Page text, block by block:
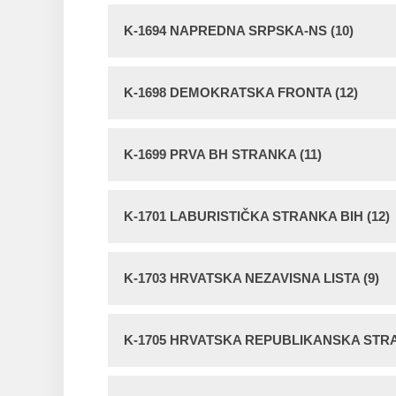
K-1694 NAPREDNA SRPSKA-NS (10)
K-1698 DEMOKRATSKA FRONTA (12)
K-1699 PRVA BH STRANKA (11)
K-1701 LABURISTIČKA STRANKA BIH (12)
K-1703 HRVATSKA NEZAVISNA LISTA (9)
K-1705 HRVATSKA REPUBLIKANSKA